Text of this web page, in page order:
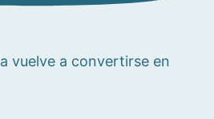
vuelve a convertirse en